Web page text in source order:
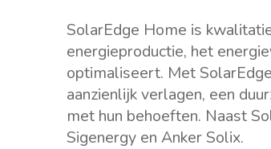
SolarEdge Home is
energieproductie, het
optimaliseert. Met
aanzienlijk verlagen, een
met hun behoeften. Naast
Sigenergy en Anker Solix.